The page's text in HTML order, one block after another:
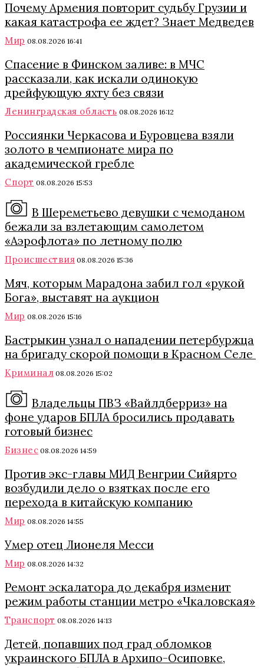
Почему Армения повторит судьбу Грузии и
какая катастрофа ее ждет? Знает Медведев
Мир 08.08.2026 16:41
Спасение в Финском заливе: в МЧС
рассказали, как искали одинокую
дрейфующую яхту без связи
Ленинградская область 08.08.2026 16:12
Россиянки Черкасова и Буровцева взяли
золото в чемпионате мира по
академической гребле
Спорт 08.08.2026 15:53
В Шереметьево девушки с чемоданом
бежали за взлетающим самолетом
«Аэрофлота» по летному полю
Происшествия 08.08.2026 15:36
Мяч, которым Марадона забил гол «рукой
Бога», выставят на аукцион
Мир 08.08.2026 15:16
Бастрыкин узнал о нападении петербуржца
на бригаду скорой помощи в Красном Селе
Криминал 08.08.2026 15:02
Владельцы ПВЗ «Вайлдберриз» на
фоне ударов БПЛА бросились продавать
готовый бизнес
Бизнес 08.08.2026 14:59
Против экс-главы МИД Венгрии Сийярто
возбудили дело о взятках после его
перехода в китайскую компанию
Мир 08.08.2026 14:55
Умер отец Лионеля Месси
Мир 08.08.2026 14:32
Ремонт эскалатора до декабря изменит
режим работы станции метро «Чкаловская»
Транспорт 08.08.2026 14:13
Детей, попавших под град обломков
украинского БПЛА в Архипо-Осиповке,